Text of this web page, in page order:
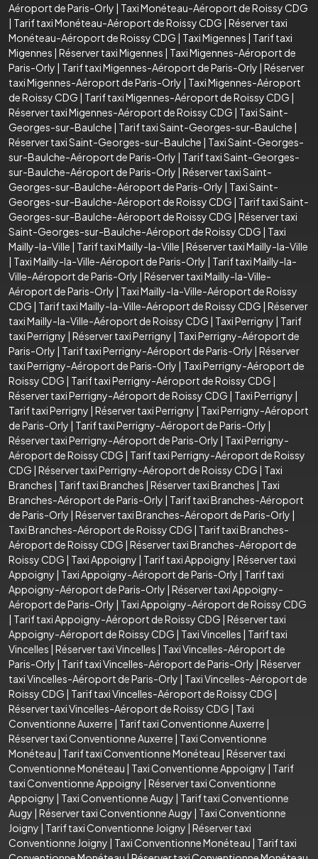
Aéroport de Paris-Orly | Taxi Monéteau-Aéroport de Roissy CDG
| Tarif taxi Monéteau-Aéroport de Roissy CDG | Réserver taxi
Monéteau-Aéroport de Roissy CDG | Taxi Migennes | Tarif taxi
Migennes | Réserver taxi Migennes | Taxi Migennes-Aéroport de
Paris-Orly | Tarif taxi Migennes-Aéroport de Paris-Orly | Réserver
taxi Migennes-Aéroport de Paris-Orly | Taxi Migennes-Aéroport
de Roissy CDG | Tarif taxi Migennes-Aéroport de Roissy CDG |
Réserver taxi Migennes-Aéroport de Roissy CDG | Taxi Saint-
Georges-sur-Baulche | Tarif taxi Saint-Georges-sur-Baulche |
Réserver taxi Saint-Georges-sur-Baulche | Taxi Saint-Georges-
sur-Baulche-Aéroport de Paris-Orly | Tarif taxi Saint-Georges-
sur-Baulche-Aéroport de Paris-Orly | Réserver taxi Saint-
Georges-sur-Baulche-Aéroport de Paris-Orly | Taxi Saint-
Georges-sur-Baulche-Aéroport de Roissy CDG | Tarif taxi Saint-
Georges-sur-Baulche-Aéroport de Roissy CDG | Réserver taxi
Saint-Georges-sur-Baulche-Aéroport de Roissy CDG | Taxi
Mailly-la-Ville | Tarif taxi Mailly-la-Ville | Réserver taxi Mailly-la-Ville
| Taxi Mailly-la-Ville-Aéroport de Paris-Orly | Tarif taxi Mailly-la-
Ville-Aéroport de Paris-Orly | Réserver taxi Mailly-la-Ville-
Aéroport de Paris-Orly | Taxi Mailly-la-Ville-Aéroport de Roissy
CDG | Tarif taxi Mailly-la-Ville-Aéroport de Roissy CDG | Réserver
taxi Mailly-la-Ville-Aéroport de Roissy CDG | Taxi Perrigny | Tarif
taxi Perrigny | Réserver taxi Perrigny | Taxi Perrigny-Aéroport de
Paris-Orly | Tarif taxi Perrigny-Aéroport de Paris-Orly | Réserver
taxi Perrigny-Aéroport de Paris-Orly | Taxi Perrigny-Aéroport de
Roissy CDG | Tarif taxi Perrigny-Aéroport de Roissy CDG |
Réserver taxi Perrigny-Aéroport de Roissy CDG | Taxi Perrigny |
Tarif taxi Perrigny | Réserver taxi Perrigny | Taxi Perrigny-Aéroport
de Paris-Orly | Tarif taxi Perrigny-Aéroport de Paris-Orly |
Réserver taxi Perrigny-Aéroport de Paris-Orly | Taxi Perrigny-
Aéroport de Roissy CDG | Tarif taxi Perrigny-Aéroport de Roissy
CDG | Réserver taxi Perrigny-Aéroport de Roissy CDG | Taxi
Branches | Tarif taxi Branches | Réserver taxi Branches | Taxi
Branches-Aéroport de Paris-Orly | Tarif taxi Branches-Aéroport
de Paris-Orly | Réserver taxi Branches-Aéroport de Paris-Orly |
Taxi Branches-Aéroport de Roissy CDG | Tarif taxi Branches-
Aéroport de Roissy CDG | Réserver taxi Branches-Aéroport de
Roissy CDG | Taxi Appoigny | Tarif taxi Appoigny | Réserver taxi
Appoigny | Taxi Appoigny-Aéroport de Paris-Orly | Tarif taxi
Appoigny-Aéroport de Paris-Orly | Réserver taxi Appoigny-
Aéroport de Paris-Orly | Taxi Appoigny-Aéroport de Roissy CDG
| Tarif taxi Appoigny-Aéroport de Roissy CDG | Réserver taxi
Appoigny-Aéroport de Roissy CDG | Taxi Vincelles | Tarif taxi
Vincelles | Réserver taxi Vincelles | Taxi Vincelles-Aéroport de
Paris-Orly | Tarif taxi Vincelles-Aéroport de Paris-Orly | Réserver
taxi Vincelles-Aéroport de Paris-Orly | Taxi Vincelles-Aéroport de
Roissy CDG | Tarif taxi Vincelles-Aéroport de Roissy CDG |
Réserver taxi Vincelles-Aéroport de Roissy CDG | Taxi
Conventionne Auxerre | Tarif taxi Conventionne Auxerre |
Réserver taxi Conventionne Auxerre | Taxi Conventionne
Monéteau | Tarif taxi Conventionne Monéteau | Réserver taxi
Conventionne Monéteau | Taxi Conventionne Appoigny | Tarif
taxi Conventionne Appoigny | Réserver taxi Conventionne
Appoigny | Taxi Conventionne Augy | Tarif taxi Conventionne
Augy | Réserver taxi Conventionne Augy | Taxi Conventionne
Joigny | Tarif taxi Conventionne Joigny | Réserver taxi
Conventionne Joigny | Taxi Conventionne Monéteau | Tarif taxi